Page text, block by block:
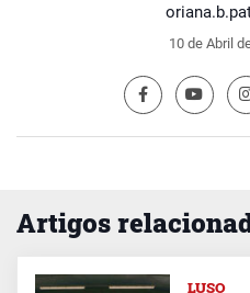
10 de Abril
Artigos
LUSO